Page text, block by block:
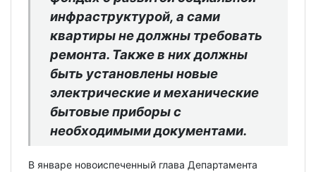
инфраструктурой, а сами
квартиры не должны требовать
ремонта. Также в них должны
быть установлены новые
электрические и механические
бытовые приборы с
необходимыми документами.
В январе новоиспеченный глава Департамента